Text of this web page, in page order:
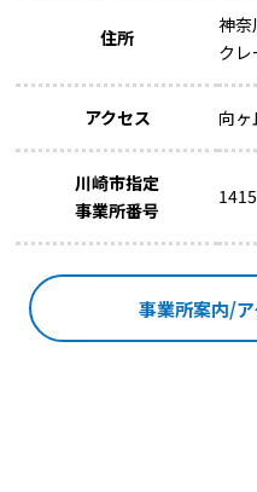
住所
神
ク
アクセス 向
川崎市指定
事業所番号
事業所案内/